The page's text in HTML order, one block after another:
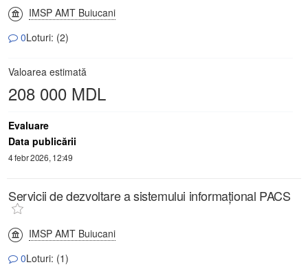
IMSP AMT Buiucani
0Loturi: (2)
Valoarea estimată
208 000 MDL
Evaluare
Data publicării
4 febr 2026, 12:49
Servicii de dezvoltare a sistemului informațional PACS
IMSP AMT Buiucani
0Loturi: (1)